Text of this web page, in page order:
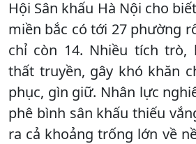
Hội Sân khấu Hà Nội cho
miền bắc có tới 27 phường
chỉ còn 14. Nhiều tích trò,
thất truyền, gây khó khăn
phục, gìn giữ. Nhân lực
phê bình sân khấu thiếu
ra cả khoảng trống lớn về